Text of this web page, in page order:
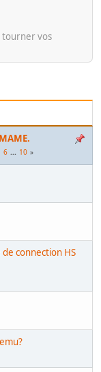
tourner vos
6 ... 10
connection HS